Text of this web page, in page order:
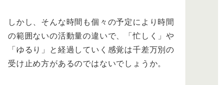
しかし、そんな時間も個々の予定により時間
の範囲ないの活動量の違いで、「忙しく」や
「ゆるり」と経過していく感覚は千差万別の
受け止め方があるのではないでしょうか。